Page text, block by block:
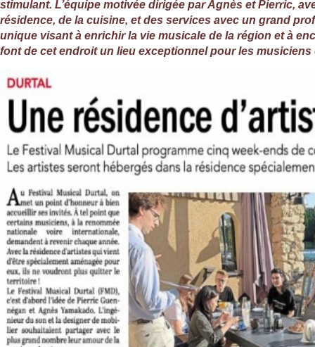
stimulant. L’équipe motivée dirigée par Agnès et Pierric,
résidence, de la cuisine, et des services avec un grand
unique visant à enrichir la vie musicale de la région et à
font de cet endroit un lieu exceptionnel pour les